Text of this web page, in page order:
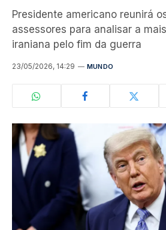
Presidente americano reunirá
assessores para analisar a
iraniana pelo fim da guerra
23/05/2026, 14:29 MUNDO